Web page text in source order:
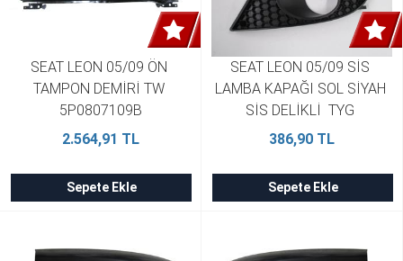
SEAT LEON 05/09 ÖN
TAMPON DEMİRİ TW
5P0807109B
2.564,91 TL
Sepete Ekle
SEAT LEON 05/09 SİS
LAMBA KAPAĞI SOL SİYAH
SİS DELİKLİ  TYG
1P0853665A9B9
386,90 TL
Sepete Ekle